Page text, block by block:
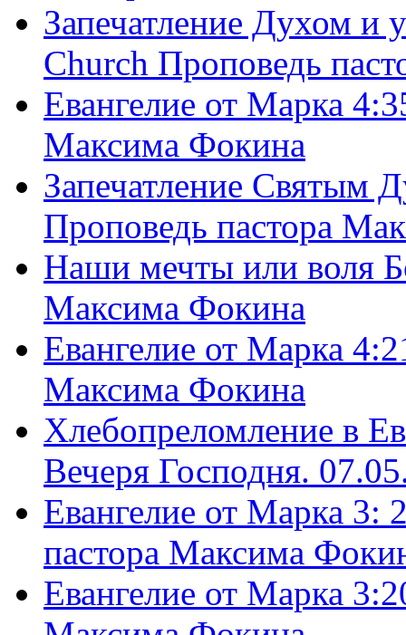
Запечатление Духом и
Church Проповедь
Евангелие от Марка
Максима Фокина
Запечатление Святым
Проповедь пастора
Наши мечты или воля
Максима Фокина
Евангелие от Марка
Максима Фокина
Хлебопреломление в
Вечеря Господня.
Евангелие от Марка 3:
пастора Максима
Евангелие от Марка